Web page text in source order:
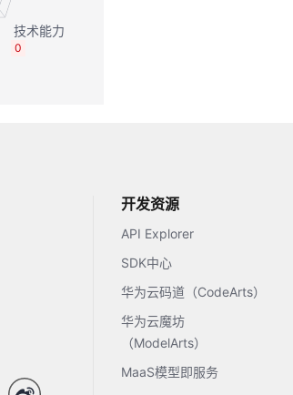
0
开发资源
API Explorer
SDK中心
华为云码道（CodeArts）
华为云魔坊
（ModelArts）
MaaS模型即服务